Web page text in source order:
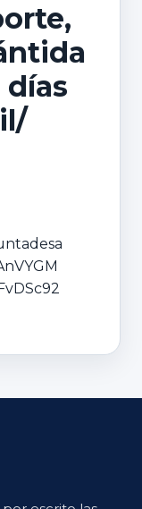
días